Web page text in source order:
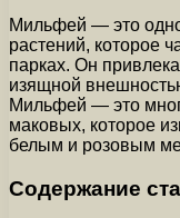
Мильфей — это
растений, которое
парках. Он
изящной
Мильфей — это
маковых, которое
белым и розовым
Содержание